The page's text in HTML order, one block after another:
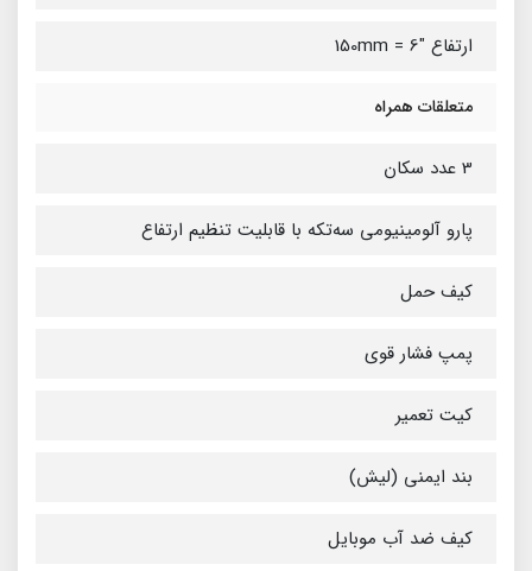
ارتفاع "6 = 150mm
متعلقات همراه
3 عدد سکان
پارو آلومینیومی سه‌تکه با قابلیت تنظیم ارتفاع
کیف حمل
پمپ فشار قوی
کیت تعمیر
بند ایمنی (لیش)
کیف ضد آب موبایل